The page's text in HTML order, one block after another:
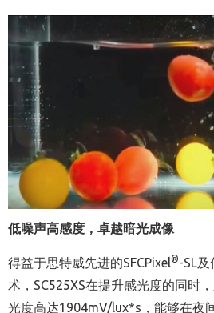
低噪声高感度，卓越暗光成像
得益于思特威先进的SFCPixel ®-SL
术，SC525XS在提升感光度的同时
光度高达1904mV/lux*s，能够在夜